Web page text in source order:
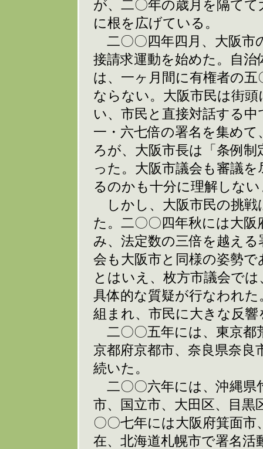
が、二〇年の歳月を隔て
に根を広げている。
二〇〇四年四月、大阪市
接請求運動を始めた。自
は、一ヶ月間に有権者の
ならない。大阪市民は街
い、市民と直接対話する
一・六七倍の署名を集め
ろが、大阪市長は「条例
った。大阪市議会も審議
るのかも十分に理解しな
しかし、大阪市民の挑戦
た。二〇〇四年秋には大
み、法定数の三倍を越え
会も大阪市と同様の姿勢
とはいえ、枚方市議会で
具体的な質疑が行なわれ
組まれ、市民に大きな反響
二〇〇五年には、東京都
京都府京都市、奈良県奈良
続いた。
二〇〇六年には、沖縄県
市、国立市、大田区、目黒
〇〇七年には大阪府箕面
在、北海道札幌市で署名